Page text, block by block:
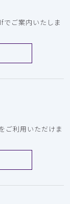
ご案内いたしま
ご利用いただけま